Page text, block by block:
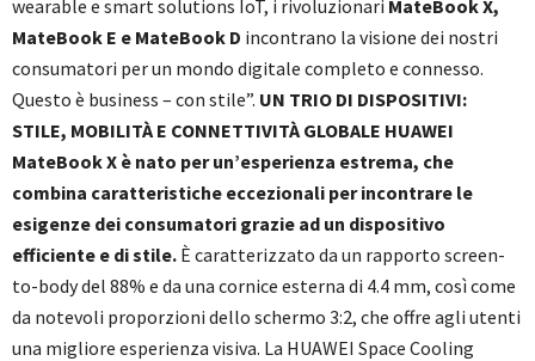
wearable e smart solutions IoT, i rivoluzionari MateBook X,
MateBook E e MateBook D incontrano la visione dei nostri
consumatori per un mondo digitale completo e connesso.
Questo è business – con stile”. UN TRIO DI DISPOSITIVI:
STILE, MOBILITÀ E CONNETTIVITÀ GLOBALE HUAWEI
MateBook X è nato per un’esperienza estrema, che
combina caratteristiche eccezionali per incontrare le
esigenze dei consumatori grazie ad un dispositivo
efficiente e di stile. È caratterizzato da un rapporto screen-
to-body del 88% e da una cornice esterna di 4.4 mm, così come
da notevoli proporzioni dello schermo 3:2, che offre agli utenti
una migliore esperienza visiva. La HUAWEI Space Cooling